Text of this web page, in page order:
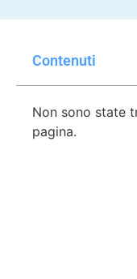
Contenuti
Non sono state
pagina.